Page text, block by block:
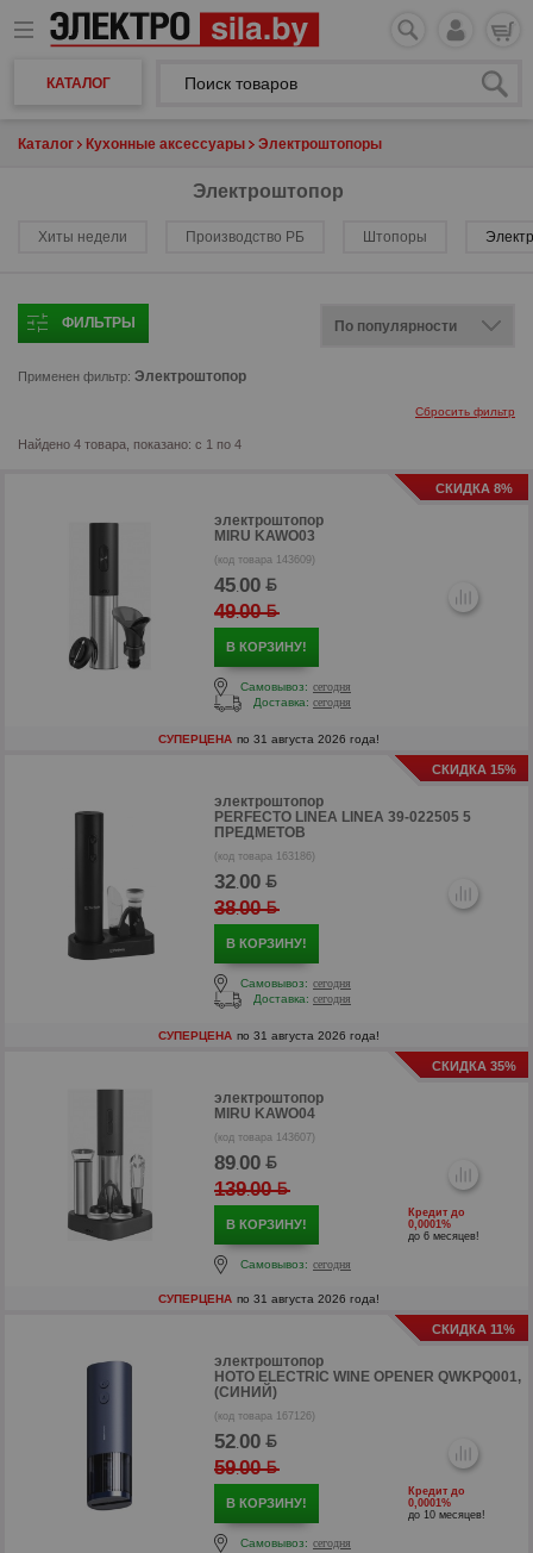
КАТАЛОГ
Каталог Кухонные аксессуары Электроштопоры
Электроштопор
Хиты недели Производство РБ Штопоры
ФИЛЬТРЫ
Применен фильтр: Электроштопор
Сбросить фильтр
Найдено 4 товара, показано: с 1 по 4
СКИДКА 8%
электроштопор
MIRU KAWO03
(код товара 143609)
45.00
49.00
В КОРЗИНУ!
Самовывоз: сегодня
Доставка: сегодня
СУПЕРЦЕНА по 31 августа 2026 года!
СКИДКА 15%
электроштопор
PERFECTO LINEA LINEA 39-022505 5
ПРЕДМЕТОВ
(код товара 163186)
32.00
р
38.00
В КОРЗИНУ!
Самовывоз: сегодня
Доставка: сегодня
СУПЕРЦЕНА по 31 августа 2026 года!
СКИДКА 35%
электроштопор
MIRU KAWO04
(код товара 143607)
89.00
139.00
В КОРЗИНУ!
Кредит до
0,0001%
до 6 месяцев!
Самовывоз: сегодня
СУПЕРЦЕНА по 31 августа 2026 года!
СКИДКА 11%
электроштопор
HOTO ELECTRIC WINE OPENER QWKPQ001,
(СИНИЙ)
(код товара 167126)
52.00
59.00
В КОРЗИНУ!
Кредит до
0,0001%
до 10 месяцев!
Самовывоз: сегодня